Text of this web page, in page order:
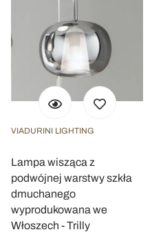
VIADURINI LIGHTING
Lampa wisząca z
podwójnej warstwy szkła
dmuchanego
wyprodukowana we
Włoszech - Trilly